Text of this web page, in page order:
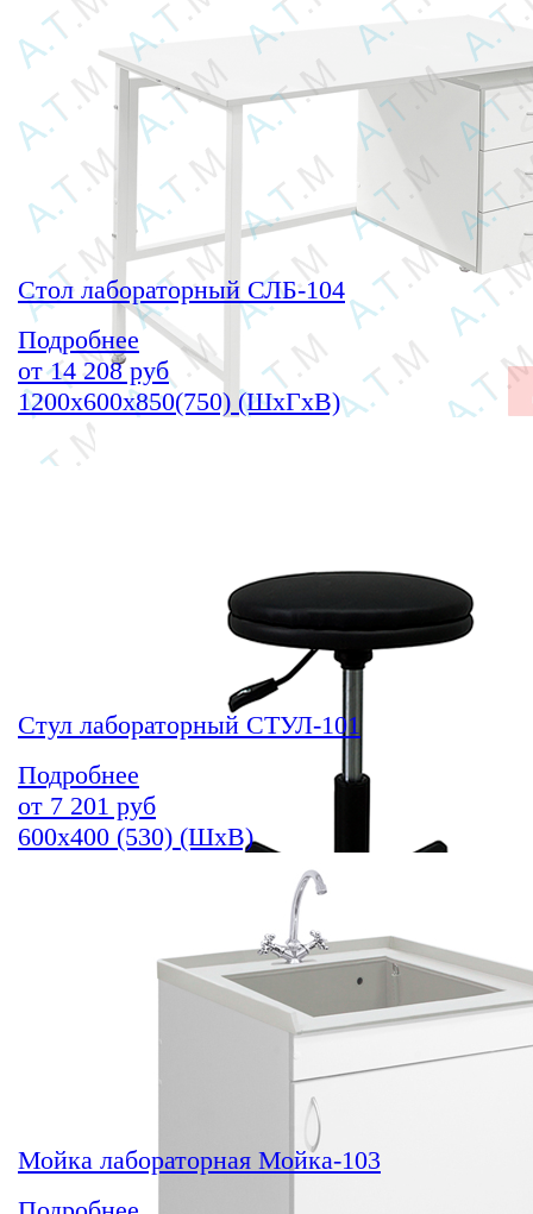
Стол лабораторный СЛБ-104
Подробнее
от14 208руб
1200х600х850(750) (ШхГхВ)
Стул лабораторный СТУЛ-101
Подробнее
от 7 201 руб
600х400 (530) (ШхВ)
Мойка лабораторная Мойка-103